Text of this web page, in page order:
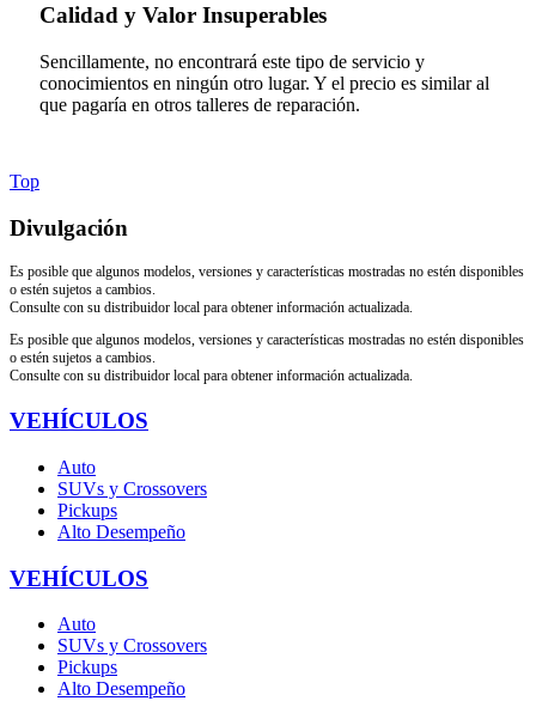
Calidad y Valor Insuperables
Sencillamente, no encontrará este tipo de servicio y
conocimientos en ningún otro lugar. Y el precio es similar al
que pagaría en otros talleres de reparación.
Top
Divulgación
Es posible que algunos modelos, versiones y características mostradas no estén disponibles
o estén sujetos a cambios.
Consulte con su distribuidor local para obtener información actualizada.
Es posible que algunos modelos, versiones y características mostradas no estén disponibles
o estén sujetos a cambios.
Consulte con su distribuidor local para obtener información actualizada.
VEHÍCULOS
Auto
SUVs y Crossovers
Pickups
Alto Desempeño
VEHÍCULOS
Auto
SUVs y Crossovers
Pickups
Alto Desempeño